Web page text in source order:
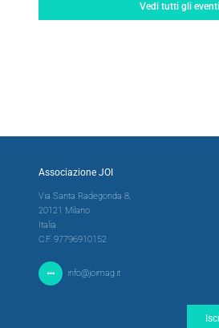
Vedi tutti gli eventi
Associazione JOI
Via Santa Radegonda 8,
20121 Milano
Italia
C.F. 97796910152
info@joimag.it